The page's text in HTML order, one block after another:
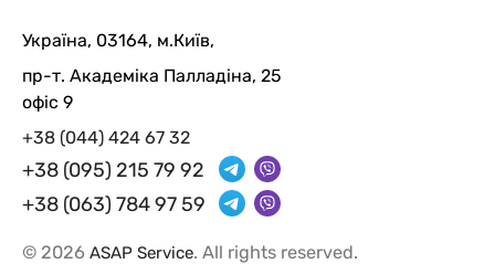
Україна, 03164, м.Київ,
пр-т. Академіка Палладіна, 25
офіс 9
+38 (044) 424 67 32
+38 (095) 215 79 92
+38 (063) 784 97 59
© 2026 ASAP Service. All rights reserved.